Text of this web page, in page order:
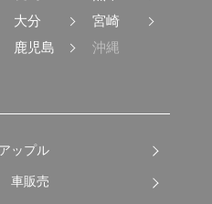
大分
宮崎
鹿児島
沖縄
ップル
車販売